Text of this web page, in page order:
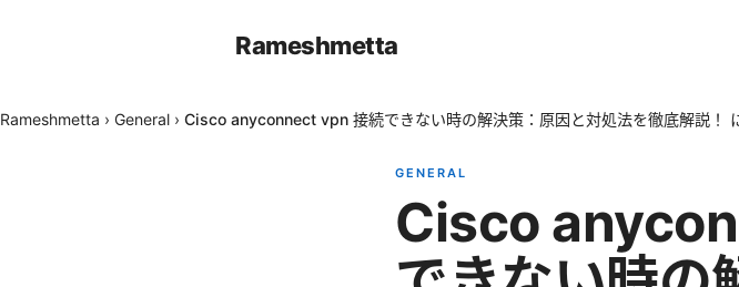
Rameshmetta
Rameshmetta › General › Cisco anyconnect vpn 接続できない時の解決策：原因と対処法を徹底解説！
GENERAL
Cisco